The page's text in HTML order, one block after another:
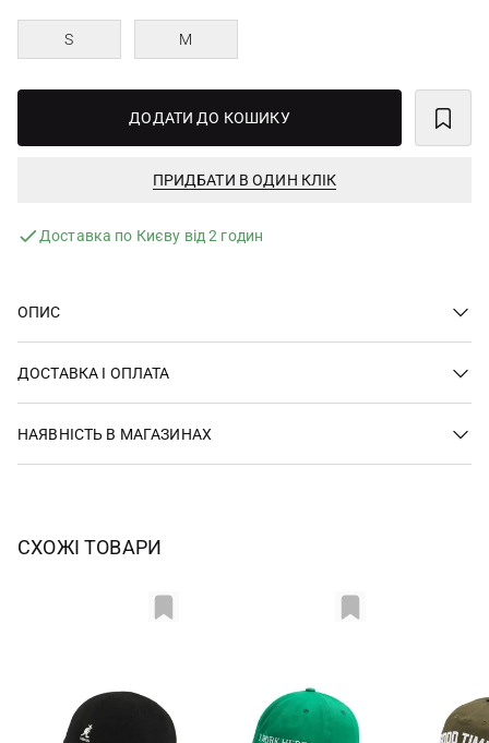
S M
ДОДАТИ ДО КОШИКУ
ПРИДБАТИ В ОДИН КЛІК
Доставка по Києву від 2 годин
ОПИС
ДОСТАВКА І ОПЛАТА
НАЯВНІСТЬ В МАГАЗИНАХ
СХОЖІ ТОВАРИ